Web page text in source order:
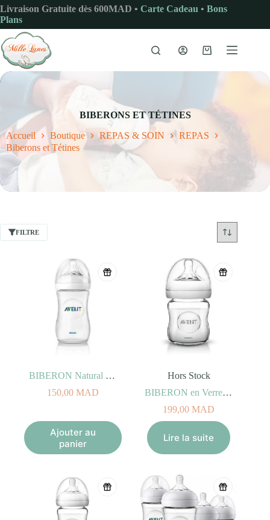
Passer
au
contenu
Livraison Gratuite dès 600MAD • Carte Cadeau • Bons
Plans
Panier
BIBERONS ET TÉTINES
Accueil Boutique REPAS & SOIN
REPAS
Biberons et Tétines
FILTRE
BIBERON Natural 260ml 1m+
150,00 MAD
Ajouter au
panier
Hors Stock
BIBERON en Verre Natural 120ml 0m+
199,00 MAD
Lire la suite